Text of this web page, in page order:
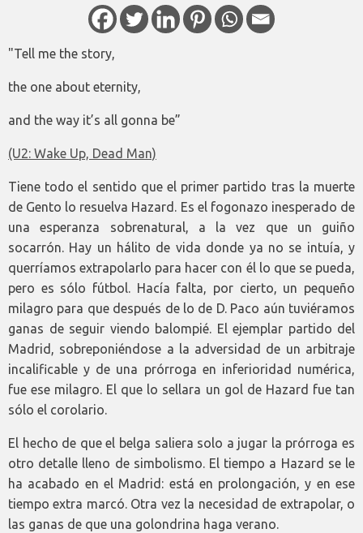
"Tell me the story,
the one about eternity,
and the way it’s all gonna be”
(U2: Wake Up, Dead Man)
Tiene todo el sentido que el primer partido tras la muerte
de Gento lo resuelva Hazard. Es el fogonazo inesperado de
una esperanza sobrenatural, a la vez que un guiño
socarrón. Hay un hálito de vida donde ya no se intuía, y
querríamos extrapolarlo para hacer con él lo que se pueda,
pero es sólo fútbol. Hacía falta, por cierto, un pequeño
milagro para que después de lo de D. Paco aún tuviéramos
ganas de seguir viendo balompié. El ejemplar partido del
Madrid, sobreponiéndose a la adversidad de un arbitraje
incalificable y de una prórroga en inferioridad numérica,
fue ese milagro. El que lo sellara un gol de Hazard fue tan
sólo el corolario.
El hecho de que el belga saliera solo a jugar la prórroga es
otro detalle lleno de simbolismo. El tiempo a Hazard se le
ha acabado en el Madrid: está en prolongación, y en ese
tiempo extra marcó. Otra vez la necesidad de extrapolar, o
las ganas de que una golondrina haga verano.